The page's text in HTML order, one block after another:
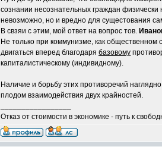
сознании несознательных граждан
невозможно, но и вредно для сущестования
В свзяи с этим, мой ответ на вопрос тов.
Не только при коммунизме, как
двигаться вперед благодаря базовому
капиталистическому (индивидному).
Наличие и борьбу этих противоречий
плодом взаимодействия двух крайностей.
Отказ от стоимости в экономике - путь к